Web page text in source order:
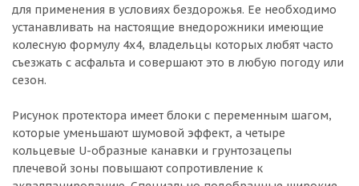
для применения в условиях бездорожья. Ее необходимо
устанавливать на настоящие внедорожники имеющие
колесную формулу 4х4, владельцы которых любят часто
съезжать с асфальта и совершают это в любую погоду или
сезон.
Рисунок протектора имеет блоки с переменным шагом,
которые уменьшают шумовой эффект, а четыре
кольцевые U-образные канавки и грунтозацепы
плечевой зоны повышают сопротивление к